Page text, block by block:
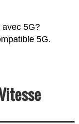
avec 5G?
5G.